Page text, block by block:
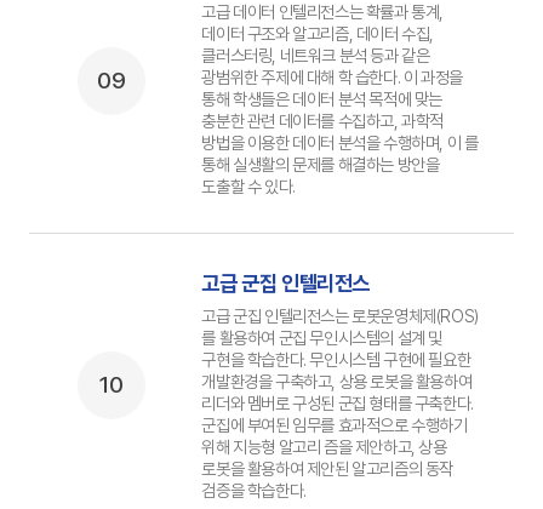
09
고급 데이터 인텔리전스는 확률과 통계,
데이터 구조와 알고리즘, 데이터 수집,
클러스터링, 네트워크 분석 등과 같은
광범위한 주제에 대해 학 습한다. 이 과정을
통해 학생들은 데이터 분석 목적에 맞는
충분한 관련 데이터를 수집하고, 과학적
방법을 이용한 데이터 분석을 수행하며, 이 를
통해 실생활의 문제를 해결하는 방안을
도출할 수 있다.
10
고급 군집 인텔리전스
고급 군집 인텔리전스는 로봇운영체제(ROS)
를 활용하여 군집 무인시스템의 설계 및
구현을 학습한다. 무인시스템 구현에 필요한
개발환경을 구축하고, 상용 로봇을 활용하여
리더와 멤버로 구성된 군집 형태를 구축한다.
군집에 부여된 임무를 효과적으로 수행하기
위해 지능형 알고리 즘을 제안하고, 상용
로봇을 활용하여 제안된 알고리즘의 동작
검증을 학습한다.